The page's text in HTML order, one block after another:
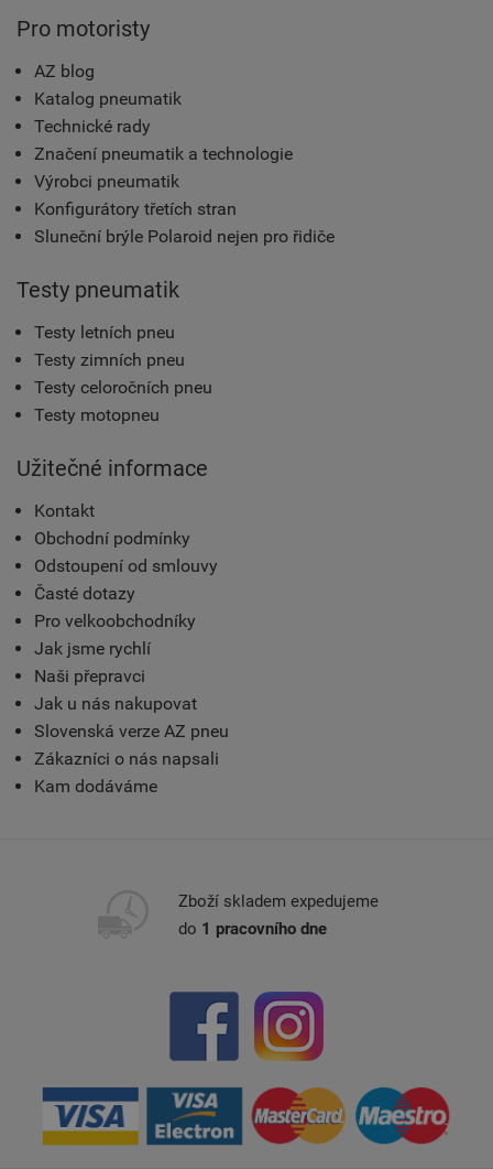
Pro motoristy
AZ blog
Katalog pneumatik
Technické rady
Značení pneumatik a technologie
Výrobci pneumatik
Konfigurátory třetích stran
Sluneční brýle Polaroid nejen pro řidiče
Testy pneumatik
Testy letních pneu
Testy zimních pneu
Testy celoročních pneu
Testy motopneu
Užitečné informace
Kontakt
Obchodní podmínky
Odstoupení od smlouvy
Časté dotazy
Pro velkoobchodníky
Jak jsme rychlí
Naši přepravci
Jak u nás nakupovat
Slovenská verze AZ pneu
Zákazníci o nás napsali
Kam dodáváme
Zboží skladem expedujeme
do 1 pracovního dne